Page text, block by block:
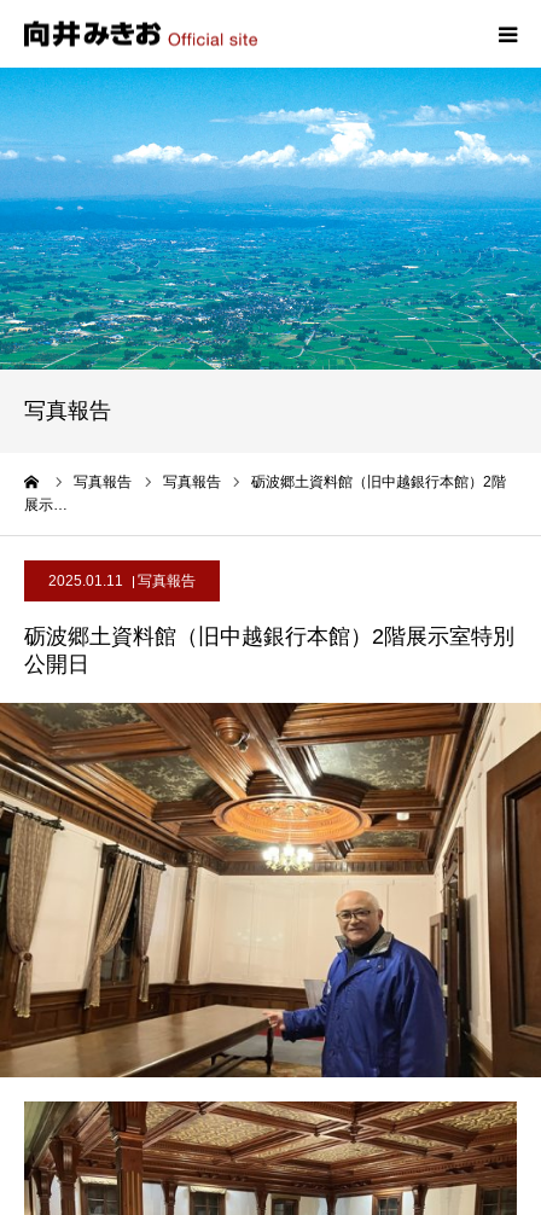
写真報告
写真報告 写真報告
砺波郷土資料館（旧中越銀行本館）2階
展示…
2025.01.11 写真報告
砺波郷土資料館（旧中越銀行本館）2階展示室特別
公開日
HOME
プロフィール
政策
活動報告